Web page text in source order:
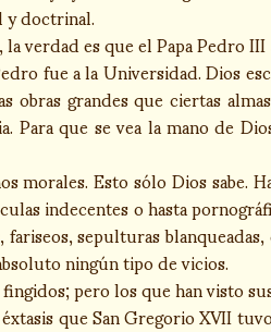
doctrinal.
verdad es que el Papa Pedro
fue a la Universidad. Dios
grandes que ciertas
que se vea la mano de
Esto sólo Dios sabe.
indecentes o hasta
sepulturas
ningún tipo de vicios.
pero los que han visto
que San Gregorio XVII